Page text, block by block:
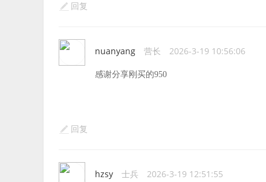
回复
nuanyang 营长 2026-3-19 10:56:06
感谢分享刚买的950
回复
hzsy 士兵 2026-3-19 12:51:55